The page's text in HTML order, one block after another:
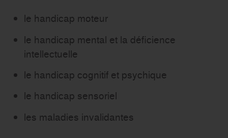
le handicap moteur
le handicap mental et la déficience
intellectuelle
le handicap cognitif et psychique
le handicap sensoriel
les maladies invalidantes